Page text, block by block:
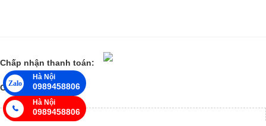
Chấp nhận thanh toán:
Các đối tác lớn:
Zalo
Hà Nội
0989458806
Hà Nội
0989458806